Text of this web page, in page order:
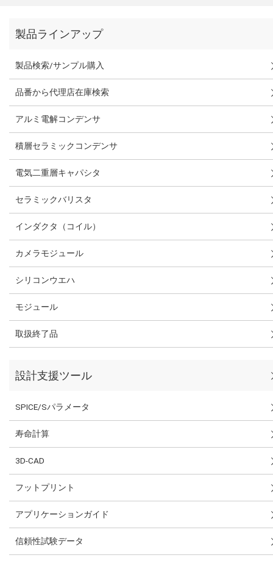
製品ラインアップ
製品検索/サンプル購入
品番から代理店在庫検索
アルミ電解コンデンサ
積層セラミックコンデンサ
電気二重層キャパシタ
セラミックバリスタ
インダクタ（コイル）
カメラモジュール
シリコンウエハ
モジュール
取扱終了品
設計支援ツール
SPICE/Sパラメータ
寿命計算
3D-CAD
フットプリント
アプリケーションガイド
信頼性試験データ